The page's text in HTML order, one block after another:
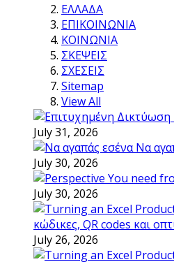
ΕΛΛΑΔΑ
ΕΠΙΚΟΙΝΩΝΙΑ
ΚΟΙΝΩΝΙΑ
ΣΚΕΨΕΙΣ
ΣΧΕΣΕΙΣ
Sitemap
View All
July 31, 2026
Να
July 30, 2026
You need
July 30, 2026
κώδικες, QR codes και
July 26, 2026